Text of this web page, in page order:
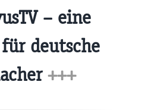
– eine
deutsche
+++